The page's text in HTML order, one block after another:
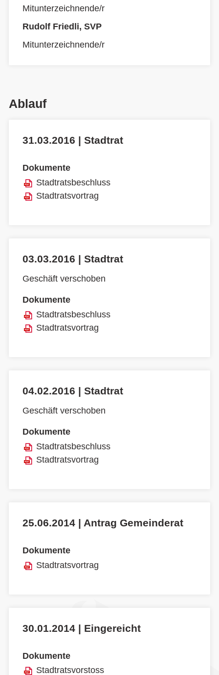
Mitunterzeichnende/r
Rudolf Friedli, SVP
Mitunterzeichnende/r
Ablauf
31.03.2016 | Stadtrat
Dokumente
Stadtratsbeschluss
Stadtratsvortrag
03.03.2016 | Stadtrat
Geschäft verschoben
Dokumente
Stadtratsbeschluss
Stadtratsvortrag
04.02.2016 | Stadtrat
Geschäft verschoben
Dokumente
Stadtratsbeschluss
Stadtratsvortrag
25.06.2014 | Antrag Gemeinderat
Dokumente
Stadtratsvortrag
30.01.2014 | Eingereicht
Dokumente
Stadtratsvorstoss